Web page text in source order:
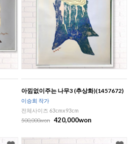
아낌없이주는 나무3 (추상화)(1457672)
이승희 작가
전체사이즈 63cmx93cm
500,000won 420,000won